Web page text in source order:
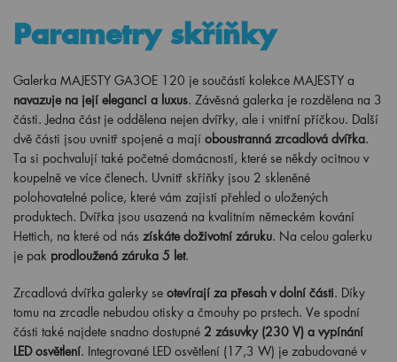
Parametry skříňky
Galerka MAJESTY GA3OE 120 je součástí kolekce MAJESTY a
navazuje na její eleganci a luxus. Závěsná galerka je rozdělena na 3
části. Jedna část je oddělena nejen dvířky, ale i vnitřní příčkou. Další
dvě části jsou uvnitř spojené a mají oboustranná zrcadlová dvířka.
Ta si pochvalují také početné domácnosti, které se někdy ocitnou v
koupelně ve více členech. Uvnitř skříňky jsou 2 skleněné
polohovatelné police, které vám zajistí přehled o uložených
produktech. Dvířka jsou usazená na kvalitním německém kování
Hettich, na které od nás získáte doživotní záruku. Na celou galerku
je pak prodloužená záruka 5 let.
Zrcadlová dvířka galerky se otevírají za přesah v dolní části. Díky
tomu na zrcadle nebudou otisky a čmouhy po prstech. Ve spodní
části také najdete snadno dostupné 2 zásuvky (230 V) a vypínání
LED osvětlení. Integrované LED osvětlení (17,3 W) je zabudované v